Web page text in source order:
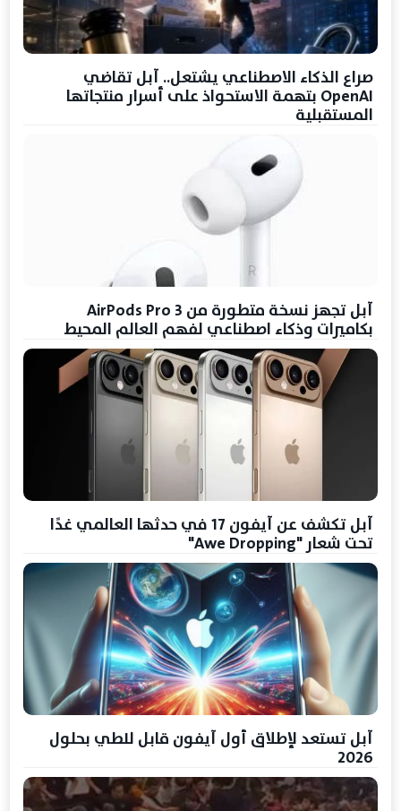
صراع الذكاء الاصطناعي يشتعل.. آبل تقاضي
OpenAI بتهمة الاستحواذ على أسرار منتجاتها
المستقبلية
آبل تجهز نسخة متطورة من AirPods Pro 3
بكاميرات وذكاء اصطناعي لفهم العالم المحيط
آبل تكشف عن آيفون 17 في حدثها العالمي غدًا
تحت شعار "Awe Dropping"
آبل تستعد لإطلاق أول آيفون قابل للطي بحلول
2026